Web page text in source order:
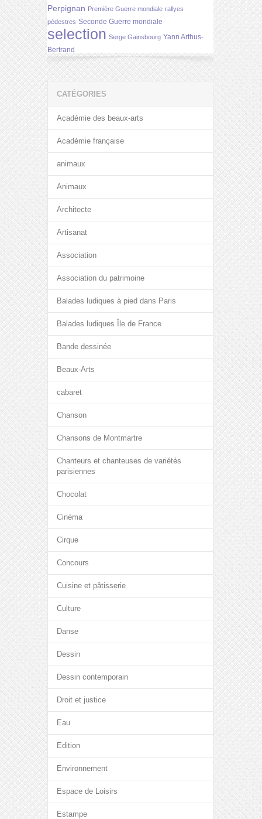
Perpignan Première Guerre mondiale rallyes
pédestres Seconde Guerre mondiale
selection Serge Gainsbourg Yann Arthus-
Bertrand
CATÉGORIES
Académie des beaux-arts
Académie française
animaux
Animaux
Architecte
Artisanat
Association
Association du patrimoine
Balades ludiques à pied dans Paris
Balades ludiques Île de France
Bande dessinée
Beaux-Arts
cabaret
Chanson
Chansons de Montmartre
Chanteurs et chanteuses de variétés
parisiennes
Chocolat
Cinéma
Cirque
Concours
Cuisine et pâtisserie
Culture
Danse
Dessin
Dessin contemporain
Droit et justice
Eau
Edition
Environnement
Espace de Loisirs
Estampe